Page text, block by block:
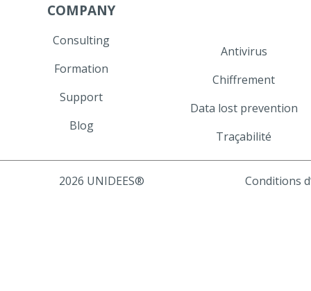
COMPANY
Consulting
Formation
Support
Blog
Antivirus
Chiffrement
Data lost prevention
Traçabilité
2026 UNIDEES® Conditions